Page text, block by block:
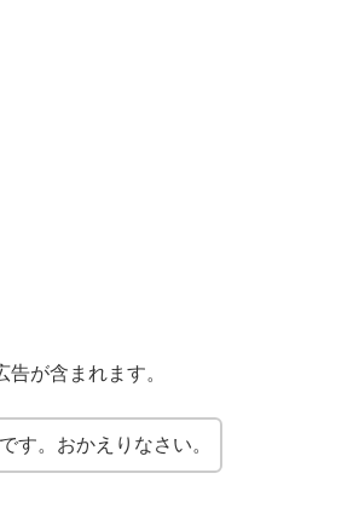
が含まれます。
す。おかえりなさい。